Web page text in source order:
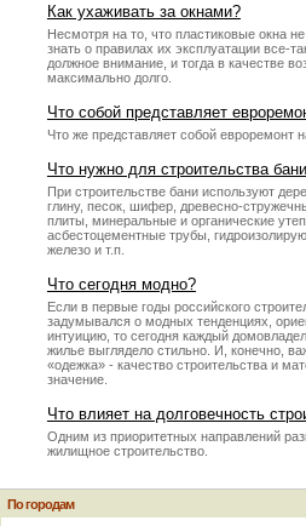
Как ухаживать за окнами?
Несмотря на то, что пластиковые окна
знать о правилах их эксплуатации все-
должное внимание, и тогда в качестве
максимально долго.
Что собой представляет
Что же представляет собой евроремонт
Что нужно для строительства
При строительстве бани используют
глину, песок, шифер, древесно-
плиты, минеральные и органические
асбестоцементные трубы,
железо и т.п.
Что сегодня модно?
Если в первые годы российского
задумывался о модных тенденциях,
интуицию, то сегодня каждый
жилье выглядело стильно. И, конечно,
«одежка» - качество строительства и
значение.
Что влияет на долговечность
Одним из приоритетных направлений
жилищное строительство.
По городам